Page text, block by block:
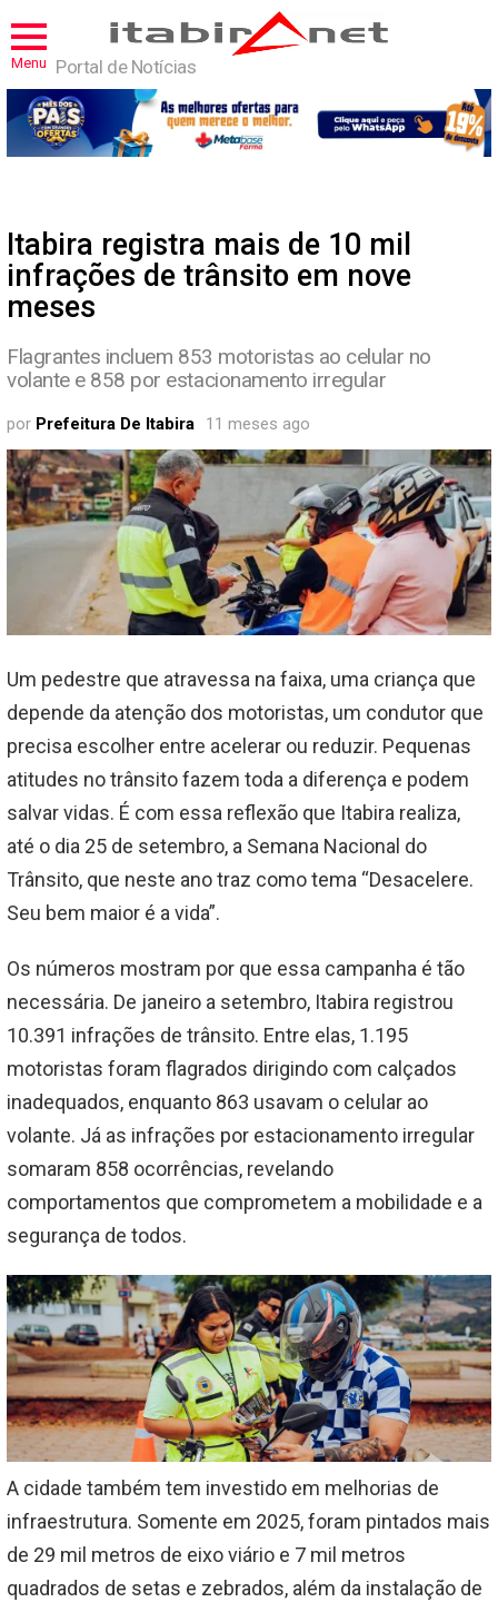
Menu Portal de Notícias
Itabira registra mais de 10 mil
infrações de trânsito em nove
meses
Flagrantes incluem 853 motoristas ao celular no
volante e 858 por estacionamento irregular
por Prefeitura De Itabira 11 meses ago
Um pedestre que atravessa na faixa, uma criança que
depende da atenção dos motoristas, um condutor que
precisa escolher entre acelerar ou reduzir. Pequenas
atitudes no trânsito fazem toda a diferença e podem
salvar vidas. É com essa reflexão que Itabira realiza,
até o dia 25 de setembro, a Semana Nacional do
Trânsito, que neste ano traz como tema “Desacelere.
Seu bem maior é a vida”.
Os números mostram por que essa campanha é tão
necessária. De janeiro a setembro, Itabira registrou
10.391 infrações de trânsito. Entre elas, 1.195
motoristas foram flagrados dirigindo com calçados
inadequados, enquanto 863 usavam o celular ao
volante. Já as infrações por estacionamento irregular
somaram 858 ocorrências, revelando
comportamentos que comprometem a mobilidade e a
segurança de todos.
A cidade também tem investido em melhorias de
infraestrutura. Somente em 2025, foram pintados mais
de 29 mil metros de eixo viário e 7 mil metros
quadrados de setas e zebrados, além da instalação de